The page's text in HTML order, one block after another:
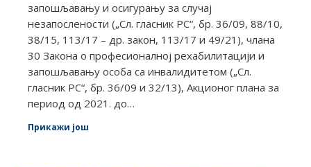
запошљавању и осигурању за случај
незапослености („Сл. гласник РС“, бр. 36/09, 88/10,
38/15, 113/17 – др. закон, 113/17 и 49/21), члана
30 Закона о професионалној рехабилитацији и
запошљавању особа са инвалидитетом („Сл.
гласник РС“, бр. 36/09 и 32/13), Акционог плана за
период од 2021. до…
Прикажи још